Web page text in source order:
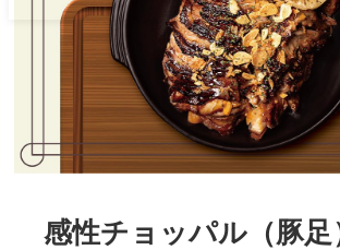
感性チョッパル（豚足